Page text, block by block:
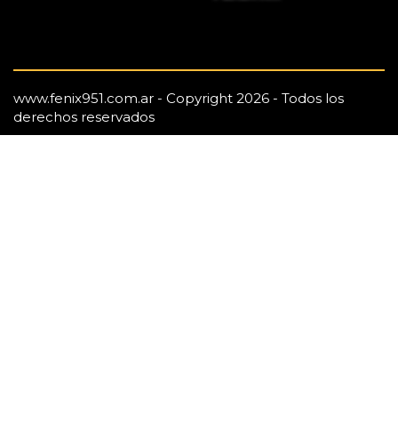
www.fenix951.com.ar - Copyright 2026 - Todos los
derechos reservados